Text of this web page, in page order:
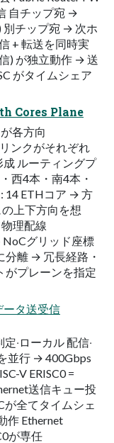
自チップ宛 →
別チップ宛 → 次ホ
+ 転送を同時実
) が独立動作 → 送
がタイムシェア
Cores Plane
各方向
ンクがそれぞれ
ルーティングプ
西4本・南4本・
14 ETHコア → 方
上下方向を想
理配線
グリッド座標
分離 → 冗長経路・
がプレーンを指定
タ送受信
‧ローカル 配信‧
並⾏ → 400Gbps
V ERISC0 =
送信キュー投
が全てタイムシェ
作 Ethernet
が専任